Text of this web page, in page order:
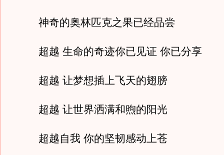
神奇的奥林匹克之果已经品尝
超越 生命的奇迹你已见证 你已分享
超越 让梦想插上飞天的翅膀
超越 让世界洒满和煦的阳光
超越自我 你的坚韧感动上苍